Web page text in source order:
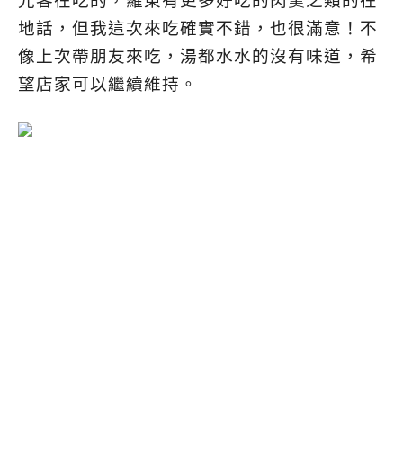
地話，但我這次來吃確實不錯，也很滿意！不
像上次帶朋友來吃，湯都水水的沒有味道，希
望店家可以繼續維持。